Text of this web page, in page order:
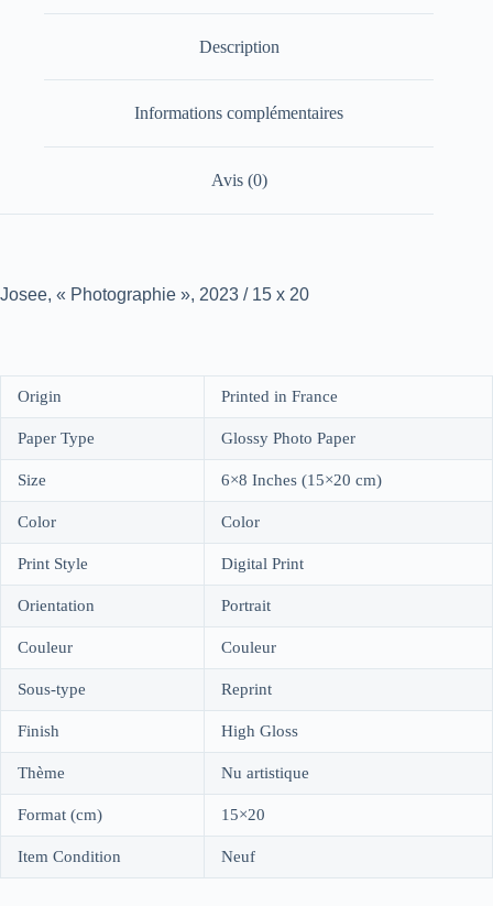
Description
Informations complémentaires
Avis (0)
Josee, « Photographie », 2023 / 15 x 20
Origin Printed in France
Paper Type Glossy Photo Paper
Size 6×8 Inches (15×20 cm)
Color Color
Print Style Digital Print
Orientation Portrait
Couleur Couleur
Sous-type Reprint
Finish High Gloss
Thème Nu artistique
Format (cm) 15×20
Item Condition Neuf